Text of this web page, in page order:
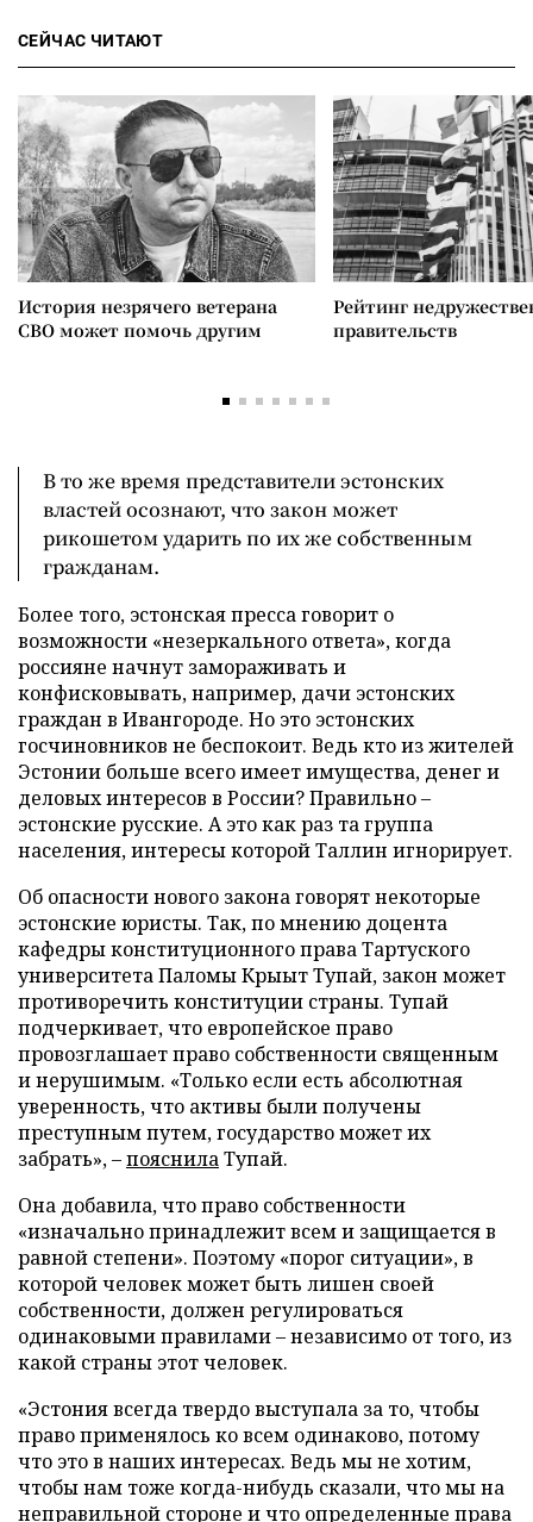
СЕЙЧАС ЧИТАЮТ
История незрячего ветерана
СВО может помочь другим
Рейтинг
правительств
В то же время представители эстонских
властей осознают, что закон может
рикошетом ударить по их же собственным
гражданам.
Более того, эстонская пресса говорит о
возможности «незеркального ответа», когда
россияне начнут замораживать и
конфисковывать, например, дачи эстонских
граждан в Ивангороде. Но это эстонских
госчиновников не беспокоит. Ведь кто из жителей
Эстонии больше всего имеет имущества, денег и
деловых интересов в России? Правильно –
эстонские русские. А это как раз та группа
населения, интересы которой Таллин игнорирует.
Об опасности нового закона говорят некоторые
эстонские юристы. Так, по мнению доцента
кафедры конституционного права Тартуского
университета Паломы Крыыт Тупай, закон может
противоречить конституции страны. Тупай
подчеркивает, что европейское право
провозглашает право собственности священным
и нерушимым. «Только если есть абсолютная
уверенность, что активы были получены
преступным путем, государство может их
забрать», –пояснилаТупай.
Она добавила, что право собственности
«изначально принадлежит всем и защищается в
равной степени». Поэтому «порог ситуации», в
которой человек может быть лишен своей
собственности, должен регулироваться
одинаковыми правилами – независимо от того, из
какой страны этот человек.
«Эстония всегда твердо выступала за то, чтобы
право применялось ко всем одинаково, потому
что это в наших интересах. Ведь мы не хотим,
чтобы нам тоже когда-нибудь сказали, что мы на
неправильной стороне и что определенные права